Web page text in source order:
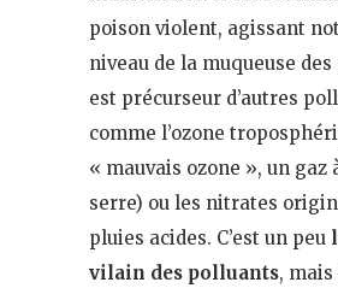
poison violent, agissant
niveau de la muqueuse
est précurseur d’autres
comme l’ozone
« mauvais ozone », un gaz
serre) ou les nitrates
pluies acides. C’est un peu
vilain des polluants,